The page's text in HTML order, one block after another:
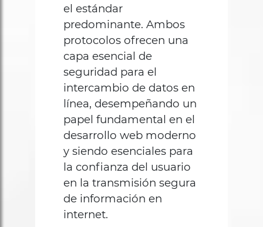
el estándar
predominante. Ambos
protocolos ofrecen una
capa esencial de
seguridad para el
intercambio de datos en
línea, desempeñando un
papel fundamental en el
desarrollo web moderno
y siendo esenciales para
la confianza del usuario
en la transmisión segura
de información en
internet.